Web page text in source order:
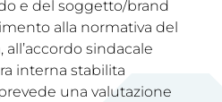
e del soggetto/brand
alla normativa del
sindacale
interna stabilita
una valutazione